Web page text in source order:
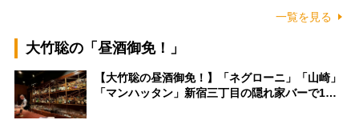
一覧を見る
大竹聡の「昼酒御免！」
【大竹聡の昼酒御免！】「ネグローニ」「山崎」
「マンハッタン」新宿三丁目の隠れ家バーで1…